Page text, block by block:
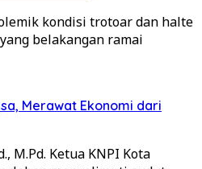
kondisi trotoar dan halte
belakangan ramai
Merawat Ekonomi dari
M.Pd. Ketua KNPI Kota